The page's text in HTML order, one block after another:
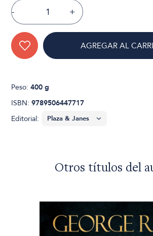
- +
AGREGAR AL
Peso:400 g
ISBN:9789506447717
Editorial:
Otros títulos del